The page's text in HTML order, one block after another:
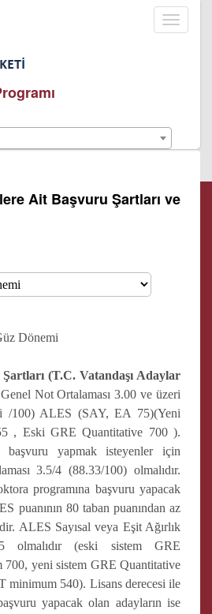
Toggle
Ait Başvuru Şartları ve
Dönemi
(T.C. Vatandaşı Adaylar
Not Ortalaması 3.00 ve üzeri
/100) ALES (SAY, EA 75)(Yeni
, Eski GRE Quantitative 700 ).
başvuru yapmak isteyenler için
3.5/4 (88.33/100) olmalıdır.
programına başvuru yapacak
puanının 80 taban puanından az
ALES Sayısal veya Eşit Ağırlık
olmalıdır (eski sistem GRE
700, yeni sistem GRE Quantitative
minimum 540). Lisans derecesi ile
yapacak olan adayların ise